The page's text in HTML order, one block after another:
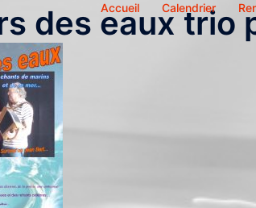
Accueil Calendrier
des eaux trio